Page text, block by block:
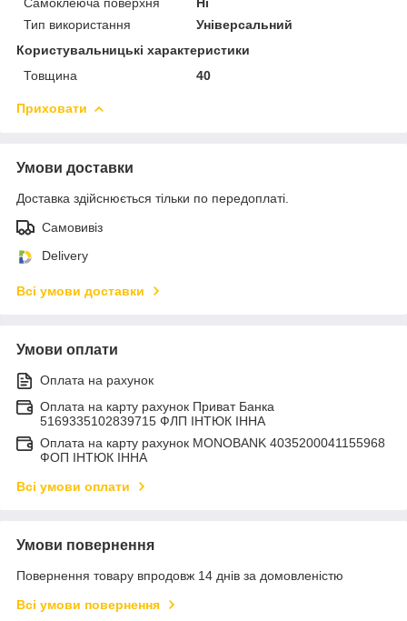
Тип використання
Універсальний
Користувальницькі характеристики
Товщина
40
Приховати
Умови доставки
Доставка здійснюється тільки по передоплаті.
Самовивіз
Delivery
Всі умови доставки
Умови оплати
Оплата на рахунок
Оплата на карту рахунок Приват Банка
5169335102839715 ФЛП ІНТЮК ІННА
Оплата на карту рахунок MONOBANK 4035200041155968
ФОП ІНТЮК ІННА
Всі умови оплати
Умови повернення
Повернення товару впродовж 14 днів за домовленістю
Всі умови повернення